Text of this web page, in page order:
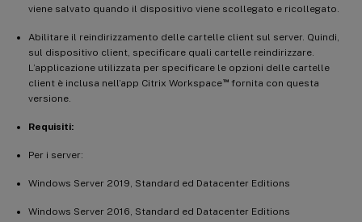
viene salvato quando il dispositivo viene scollegato e ricollegato.
Abilitare il reindirizzamento delle cartelle client sul server. Quindi,
sul dispositivo client, specificare quali cartelle reindirizzare.
L’applicazione utilizzata per specificare le opzioni delle cartelle
client è inclusa nell’app Citrix Workspace™fornita con questa
versione.
Requisiti:
Per i server:
Windows Server 2019, Standard ed Datacenter Editions
Windows Server 2016, Standard ed Datacenter Editions